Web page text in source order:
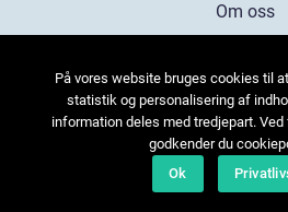
Om oss
Kontakta
Sitemap
På vores website bruges cookies til
statistik og personalisering af
information deles med tredjepart.
godkender du
Ok